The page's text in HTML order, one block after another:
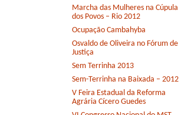
Marcha das Mulheres na Cúpula
dos Povos – Rio 2012
Ocupação Cambahyba
Osvaldo de Oliveira no Fórum de
Justiça
Sem Terrinha 2013
Sem-Terrinha na Baixada – 2012
V Feira Estadual da Reforma
Agrária Cícero Guedes